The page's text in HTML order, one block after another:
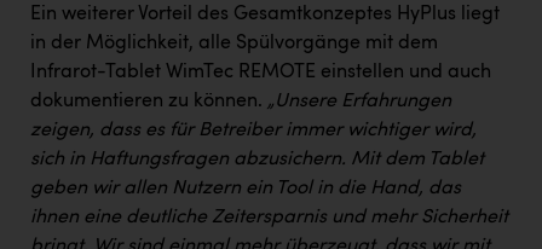
Ein weiterer Vorteil des Gesamtkonzeptes HyPlus liegt
in der Möglichkeit, alle Spülvorgänge mit dem
Infrarot-Tablet WimTec REMOTE einstellen und auch
dokumentieren zu können. „Unsere Erfahrungen
zeigen, dass es für Betreiber immer wichtiger wird,
sich in Haftungsfragen abzusichern. Mit dem Tablet
geben wir allen Nutzern ein Tool in die Hand, das
ihnen eine deutliche Zeitersparnis und mehr Sicherheit